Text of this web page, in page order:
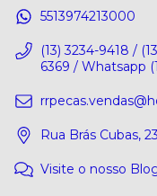
5513974213000
(13) 3234-9418 /
6369 / Whatsapp
Rua Brás Cubas,
Visite o nosso